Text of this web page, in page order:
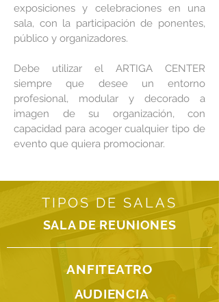
exposiciones y celebraciones en una
sala, con la participación de ponentes,
público y organizadores.
Debe utilizar el ARTIGA CENTER
siempre que desee un entorno
profesional, modular y decorado a
imagen de su organización, con
capacidad para acoger cualquier tipo de
evento que quiera promocionar.
TIPOS DE SALAS
SALA DE REUNIONES
ANFITEATRO
AUDIENCIA